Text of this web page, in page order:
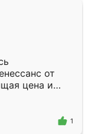
от
цена и
Приехавший
1